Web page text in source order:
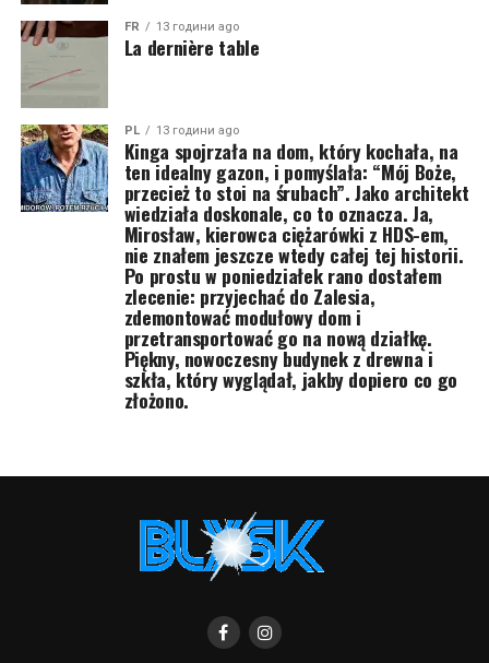
FR 13 години ago
La dernière table
PL 13 години ago
Kinga spojrzała na dom, który kochała, na
ten idealny gazon, i pomyślała: “Mój Boże,
przecież to stoi na śrubach”. Jako architekt
wiedziała doskonale, co to oznacza. Ja,
Mirosław, kierowca ciężarówki z HDS-em,
nie znałem jeszcze wtedy całej tej historii.
Po prostu w poniedziałek rano dostałem
zlecenie: przyjechać do Zalesia,
zdemontować modułowy dom i
przetransportować go na nową działkę.
Piękny, nowoczesny budynek z drewna i
szkła, który wyglądał, jakby dopiero co go
złożono.